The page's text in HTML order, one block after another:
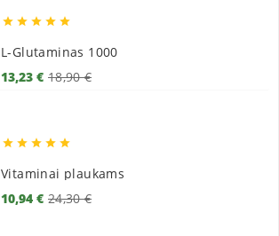
    
L-Glutaminas 1000
13,23 € 18,90 €
    
Vitaminai plaukams
10,94 € 24,30 €